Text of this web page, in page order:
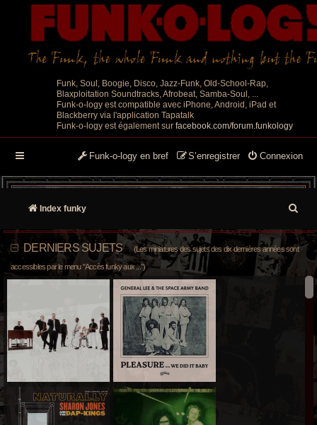
Funk, Soul, Boogie, Disco, Jazz-Funk, Old-School-Rap,
Blaxploitation Soundtracks, Afrobeat, Samba-Soul, ...
Funk-o-logy est compatible avec iPhone, Android, iPad et
Blackberry via l'application Tapatalk
Funk-o-logy est également sur facebook.com/forum.funkology
Connexion
S’enregistrer
Funk-o-logy en bref
Index funky
e
DERNIERS SUJETS(Les miniatures des sujets des dix dernières années sont
accessibles par le menu "Accès funky aux ...")